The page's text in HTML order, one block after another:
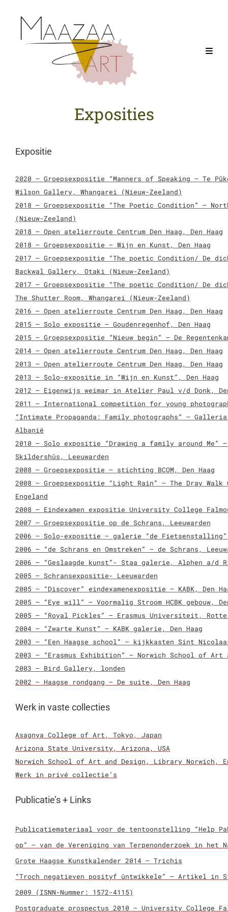
Exposities
Expositie
2020 – Groepsexpositie “Manners of Speaking – Te
Wilson Gallery, Whangarei (Nieuw-Zeeland)
2018 – Groepsexpositie “The Poetic Condition” –
(Nieuw-Zeeland)
2018 – Open atelierroute Centrum Den Haag, Den Haag
2018 – Groepsexpositie – Wijn en Kunst, Den Haag
2017 – Groepsexpositie “The poetic Condition/ De
Backwal Gallery, Otaki (Nieuw-Zeeland)
2017 – Groepsexpositie “The poetic Condition/ De
The Shutter Room, Whangarei (Nieuw-Zeeland)
2016 – Open atelierroute Centrum Den Haag, Den Haag
2015 – Solo expositie – Goudenregenhof, Den Haag
2015 – Groepsexpositie “Nieuw begin” – De
2014 – Open atelierroute Centrum Den Haag, Den Haag
2013 – Open atelierroute Centrum Den Haag, Den Haag
2013 – Solo-expositie in “Wijn en Kunst”, Den Haag
2012 – Eigenwijs weimar in Atelier Paul v/d Donk,
2011 – International competition for young
“Intimate Propaganda: Family photographs” –
Albanië
2010 – Solo expositie “Drawing a family around
Skildershûs, Leeuwarden
2008 – Groepsexpositie – stichting BCOM, Den Haag
2008 – Groepsexpositie “Light Rain” – The Dray
Engeland
2008 – Eindexamen expositie University College
2007 – Groepsexpositie op de Schrans, Leeuwarden
2006 – Solo-expositie – galerie “de Fietsenstalling”,
2006 – “de Schrans en Omstreken” – de Schrans,
2006 – “Geslaagde kunst”- Staa galerie, Alphen a/d
2005 – Schransexpositie- Leeuwarden
2005 – “Discover” eindexamenexpositie – KABK, Den
2005 – “Eye will” – Voormalig Stroom HCBK gebouw,
2005 – “Royal Pickles” – Erasmus Universiteit,
2004 – “Zwarte Kunst” – KABK galerie, Den Haag
2003 – “Een Haagse school” – kijkkasten Sint
2003 – “Erasmus Exhibition” – Norwich School of Art
2003 – Bird Gallery, londen
2002 – Haagse rondgang – De suite, Den Haag
Werk in vaste collecties
Asagnya College of Art, Tokyo, Japan
Arizona State University, Arizona, USA
Norwich School of Art and Design, Library Norwich,
Werk in privé collectie’s
Publicatie’s + Links
Publicatiemateriaal voor de tentoonstelling “Help
op” – van de Vereniging van Terpenonderzoek in het
Grote Haagse Kunstkalender 2014 – Trichis
“Troch negatieven posityf ûntwikkele” – Artikel in
2009 (ISNN-Nummer: 1572-4115)
Postgraduate prospectus 2010 – University College